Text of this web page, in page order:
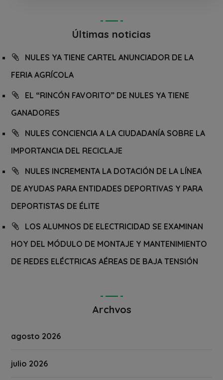
Últimas noticias
NULES YA TIENE CARTEL ANUNCIADOR DE LA
FERIA AGRÍCOLA
EL “RINCÓN FAVORITO” DE NULES YA TIENE
GANADORES
NULES CONCIENCIA A LA CIUDADANÍA SOBRE LA
IMPORTANCIA DEL RECICLAJE
NULES INCREMENTA LA DOTACIÓN DE LA LÍNEA
DE AYUDAS PARA ENTIDADES DEPORTIVAS Y PARA
DEPORTISTAS DE ÉLITE
LOS ALUMNOS DE ELECTRICIDAD SE EXAMINAN
HOY DEL MÓDULO DE MONTAJE Y MANTENIMIENTO
DE REDES ELÉCTRICAS AÉREAS DE BAJA TENSIÓN
Archvos
agosto 2026
julio 2026